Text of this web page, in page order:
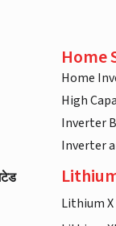
Home
Home
High
Inverter
Inverter
Lithium X